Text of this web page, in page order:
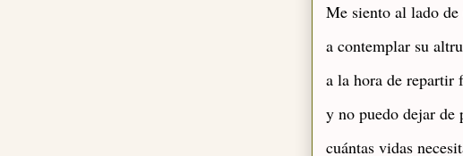
Me siento al lado
a contemplar su
a la hora de repartir
y no puedo dejar de
cuántas vidas